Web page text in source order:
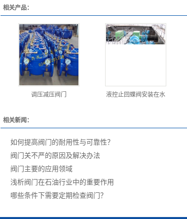
相关产品：
调压减压阀门 液控止回蝶阀安装在水
相关新闻：
如何提高阀门的耐用性与可靠性？
阀门关不严的原因及解决办法
阀门主要的应用领域
浅析阀门在石油行业中的重要作用
哪些条件下需要定期检查阀门？